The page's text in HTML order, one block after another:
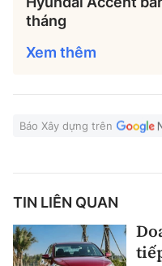
tháng
Xem thêm
Báo Xây dựng trên
TIN LIÊN QUAN